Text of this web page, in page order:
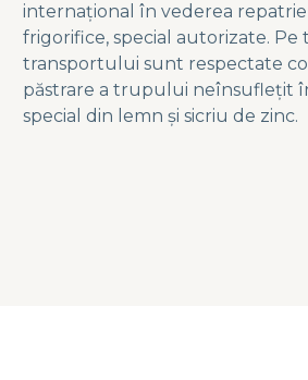
internațional în vederea
frigorifice, special autorizate. Pe
transportului sunt respectate
păstrare a trupului neînsuflețit
special din lemn și sicriu de zinc.